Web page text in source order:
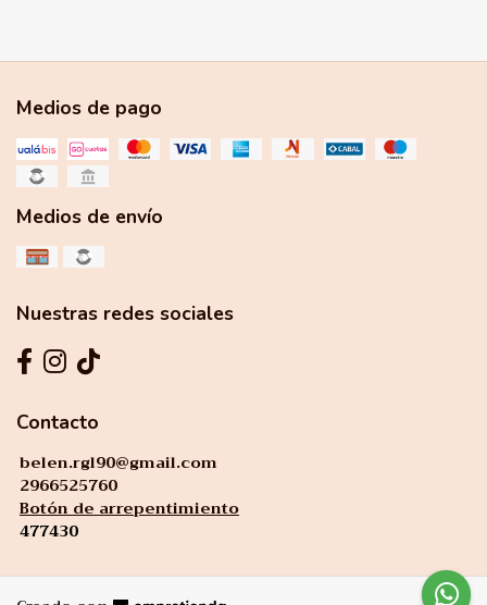
Medios de pago
Medios de envío
Nuestras redes sociales
Contacto
belen.rgl90@gmail.com
2966525760
Botón de arrepentimiento
477430